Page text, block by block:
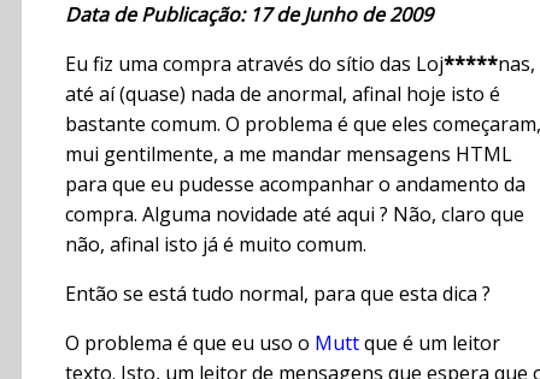
Data de Publicação: 17 de Junho de 2009
Eu fiz uma compra através do sítio das Loj*****nas,
até aí (quase) nada de anormal, afinal hoje isto é
bastante comum. O problema é que eles começaram,
mui gentilmente, a me mandar mensagens HTML
para que eu pudesse acompanhar o andamento da
compra. Alguma novidade até aqui ? Não, claro que
não, afinal isto já é muito comum.
Então se está tudo normal, para que esta dica ?
O problema é que eu uso o Muttque é um leitor
texto. Isto, um leitor de mensagens que espera que